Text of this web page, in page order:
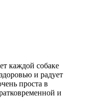
каждой собаке
и радует
проста в
и